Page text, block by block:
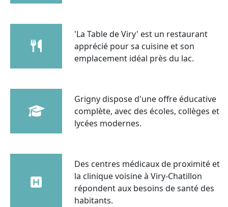
'La Table de Viry' est un restaurant
apprécié pour sa cuisine et son
emplacement idéal près du lac.
Grigny dispose d'une offre éducative
complète, avec des écoles, collèges et
lycées modernes.
Des centres médicaux de proximité et
la clinique voisine à Viry-Chatillon
répondent aux besoins de santé des
habitants.